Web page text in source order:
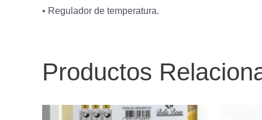
• Regulador de temperatura.
Productos